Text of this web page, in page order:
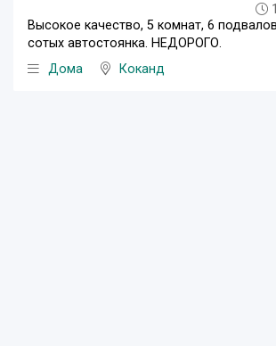
Высокое качество, 5 комнат, 6
сотых автостоянка. НЕДОРОГО.
Дома
Коканд